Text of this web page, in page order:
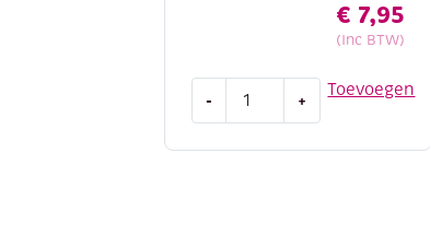
€ 7,95
(Inc BTW)
Toevoegen
-
Dreamcatcher/dromenvanger,
complete
+